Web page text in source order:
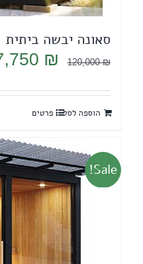
סאונה יבשה ביתית
120,000₪
המחיר
היה:
120,000 ₪.
₪
הוספה לסל פרטים
Sale!